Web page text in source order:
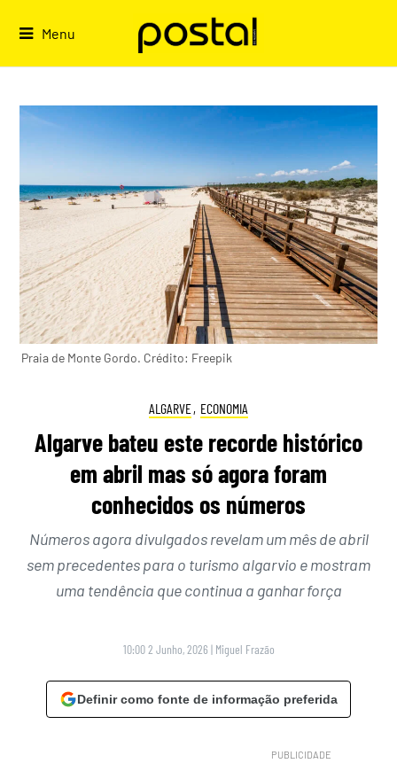
Menu
Praia de Monte Gordo. Crédito: Freepik
ALGARVE, ECONOMIA
Algarve bateu este recorde histórico
em abril mas só agora foram
conhecidos os números
Números agora divulgados revelam um mês de abril
sem precedentes para o turismo algarvio e mostram
uma tendência que continua a ganhar força
10:00 2 Junho, 2026 | Miguel Frazão
Definir como fonte de informação preferida